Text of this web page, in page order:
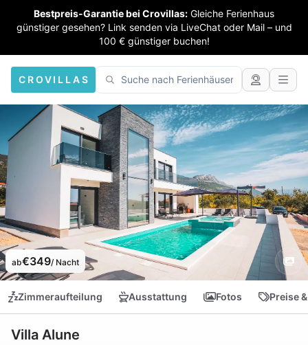
Bestpreis-Garantie bei Crovillas: Gleiche Ferienhaus
günstiger gesehen? Link senden via LiveChat oder Mail – und
100 € günstiger buchen!
CROVILLAS
ab€349/ Nacht
Zimmeraufteilung Ausstattung Fotos Preise
Villa Alune